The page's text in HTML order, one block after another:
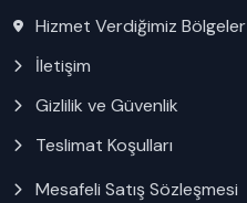
Hizmet Verdiğimiz Bölgeler
İletişim
Gizlilik ve Güvenlik
Teslimat Koşulları
Mesafeli Satış Sözleşmesi